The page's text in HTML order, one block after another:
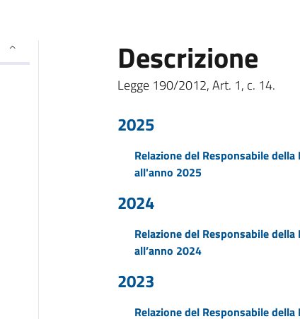
Descrizione
Legge 190/2012, Art. 1, c. 14.
2025
Relazione del Responsabile
all'anno 2025
2024
Relazione del Responsabile
all’anno 2024
2023
Relazione del Responsabile